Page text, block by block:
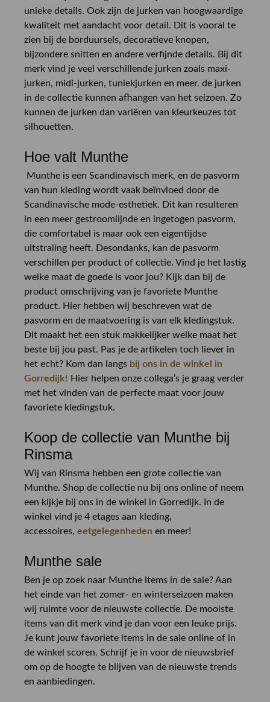
unieke details. Ook zijn de jurken van hoogwaardige
kwaliteit met aandacht voor detail. Dit is vooral te
zien bij de borduursels, decoratieve knopen,
bijzondere snitten en andere verfijnde details. Bij dit
merk vind je veel verschillende jurken zoals maxi-
jurken, midi-jurken, tuniekjurken en meer. de jurken
in de collectie kunnen afhangen van het seizoen. Zo
kunnen de jurken dan variëren van kleurkeuzes tot
silhouetten.
Hoe valt Munthe
Munthe is een Scandinavisch merk, en de pasvorm
van hun kleding wordt vaak beïnvloed door de
Scandinavische mode-esthetiek. Dit kan resulteren
in een meer gestroomlijnde en ingetogen pasvorm,
die comfortabel is maar ook een eigentijdse
uitstraling heeft. Desondanks, kan de pasvorm
verschillen per product of collectie. Vind je het lastig
welke maat de goede is voor jou? Kijk dan bij de
product omschrijving van je favoriete Munthe
product. Hier hebben wij beschreven wat de
pasvorm en de maatvoering is van elk kledingstuk.
Dit maakt het een stuk makkelijker welke maat het
beste bij jou past. Pas je de artikelen toch liever in
het echt? Kom dan langs bij ons in de winkel in
Gorredijk! Hier helpen onze collega’s je graag verder
met het vinden van de perfecte maat voor jouw
favoriete kledingstuk.
Koop de collectie van Munthe bij
Rinsma
Wij van Rinsma hebben een grote collectie van
Munthe. Shop de collectie nu bij ons online of neem
een kijkje bij ons in de winkel in Gorredijk. In de
winkel vind je 4 etages aan kleding,
accessoires, eetgelegenheden en meer!
Munthe sale
Ben je op zoek naar Munthe items in de sale? Aan
het einde van het zomer- en winterseizoen maken
wij ruimte voor de nieuwste collectie. De mooiste
items van dit merk vind je dan voor een leuke prijs.
Je kunt jouw favoriete items in de sale online of in
de winkel scoren. Schrijf je in voor de nieuwsbrief
om op de hoogte te blijven van de nieuwste trends
en aanbiedingen.